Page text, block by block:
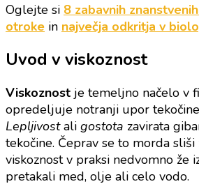
Oglejte si 8 zabavnih
otroke in največja odkritja v
Uvod v viskoznost
Viskoznost je temeljno načelo v
opredeljuje notranji upor
Lepljivostali gostota zavirata
tekočine. Čeprav se to morda
viskoznost v praksi nedvomno že
pretakali med, olje ali celo vodo.